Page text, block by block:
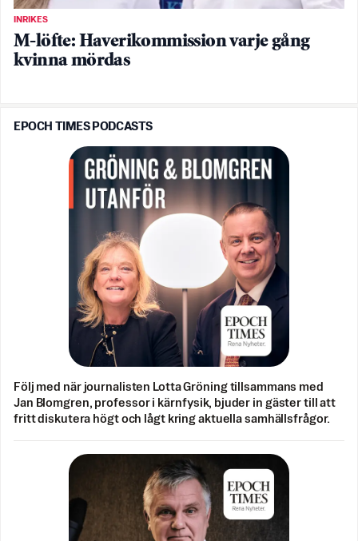
INRIKES
M-löfte: Haverikommission varje gång
kvinna mördas
EPOCH TIMES PODCASTS
Följ med när journalisten Lotta Gröning tillsammans med
Jan Blomgren, professor i kärnfysik, bjuder in gäster till att
fritt diskutera högt och lågt kring aktuella samhällsfrågor.